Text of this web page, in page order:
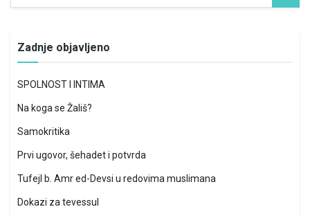
Zadnje objavljeno
SPOLNOST I INTIMA
Na koga se Žališ?
Samokritika
Prvi ugovor, šehadet i potvrda
Tufejl b. Amr ed-Devsi u redovima muslimana
Dokazi za tevessul